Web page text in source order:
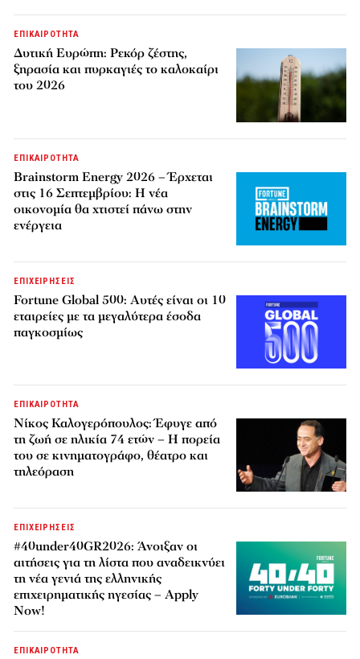
ΕΠΙΚΑΙΡΟΤΗΤΑ
Δυτική Ευρώπη: Ρεκόρ ζέστης,
ξηρασία και πυρκαγιές το καλοκαίρι
του 2026
ΕΠΙΚΑΙΡΟΤΗΤΑ
Brainstorm Energy 2026 – Έρχεται
στις 16 Σεπτεμβρίου: Η νέα
οικονομία θα χτιστεί πάνω στην
ενέργεια
ΕΠΙΧΕΙΡΗΣΕΙΣ
Fortune Global 500: Αυτές είναι οι 10
εταιρείες με τα μεγαλύτερα έσοδα
παγκοσμίως
ΕΠΙΚΑΙΡΟΤΗΤΑ
Νίκος Καλογερόπουλος: Έφυγε από
τη ζωή σε ηλικία 74 ετών – Η πορεία
του σε κινηματογράφο, θέατρο και
τηλεόραση
ΕΠΙΧΕΙΡΗΣΕΙΣ
#40under40GR2026: Άνοιξαν οι
αιτήσεις για τη λίστα που αναδεικνύει
τη νέα γενιά της ελληνικής
επιχειρηματικής ηγεσίας – Apply
Now!
ΕΠΙΚΑΙΡΟΤΗΤΑ